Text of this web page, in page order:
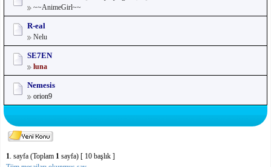
~~AnimeGirl~~
R-eal
Nelu
SE7EN
luna
Nemesis
orion9
1 . sayfa (Toplam 1 sayfa) [ 10 başlık ]